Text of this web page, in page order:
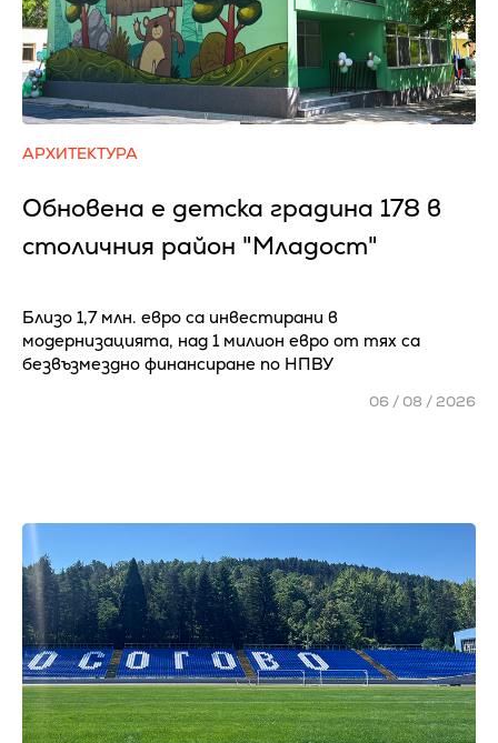
АРХИТЕКТУРА
Обновена е детска градина 178 в
столичния район "Младост"
Близо 1,7 млн. евро са инвестирани в
модернизацията, над 1 милион евро от тях са
безвъзмездно финансиране по НПВУ
06 / 08 / 2026